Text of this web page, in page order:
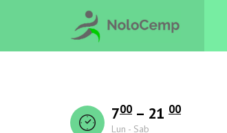
700 – 21 00
Lun - Sab